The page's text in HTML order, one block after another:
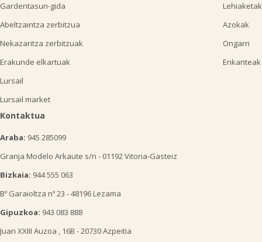
Gardentasun-gida
Abeltzaintza zerbitzua
Nekazaritza zerbitzuak
Erakunde elkartuak
Lursail
Lursail market
Lehiaketak
Azokak
Ongarri
Enkanteak
Kontaktua
Araba: 945 285099
Granja Modelo Arkaute s/n - 01192 Vitoria-Gasteiz
Bizkaia: 944 555 063
Bº Garaioltza nº 23 - 48196 Lezama
Gipuzkoa: 943 083 888
Juan XXIII Auzoa , 16B - 20730 Azpeitia